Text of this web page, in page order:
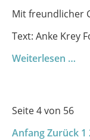
für
Mit freundlicher
Text: Anke Krey
Weiterlesen …
Seite 4 von 56
AnfangZurück 1